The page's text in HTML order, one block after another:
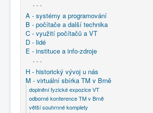
- - -
A - systémy a programování
B - počítače a další technika
C - využití počítačů a VT
D - lidé
E - instituce a info-zdroje
- - -
H - historický vývoj u nás
M - virtuální sbírka TM v Brně
doplnění fyzické expozice VT
odborné konference TM v Brně
větší souhrnné komplety